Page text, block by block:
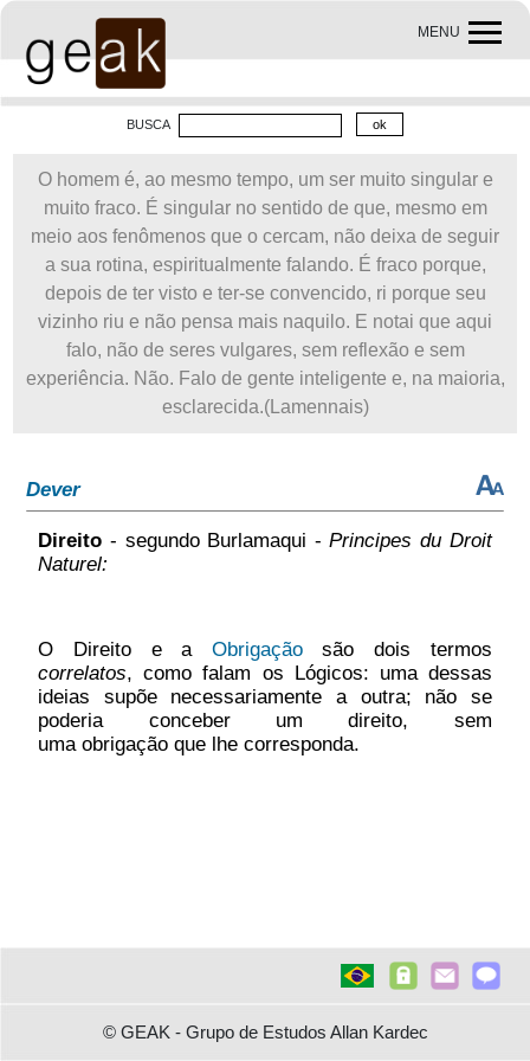
MENU
BUSCA
O homem é, ao mesmo tempo, um ser muito singular e
muito fraco. É singular no sentido de que, mesmo em
meio aos fenômenos que o cercam, não deixa de seguir
a sua rotina, espiritualmente falando. É fraco porque,
depois de ter visto e ter-se convencido, ri porque seu
vizinho riu e não pensa mais naquilo. E notai que aqui
falo, não de seres vulgares, sem reflexão e sem
experiência. Não. Falo de gente inteligente e, na maioria,
esclarecida.(Lamennais)
Dever
Direito- segundo Burlamaqui -Principes du Droit
Naturel:
O Direito e a Obrigaçãosão dois termos
correlatos, como falam os Lógicos: uma dessas
ideias supõe necessariamente a outra; não se
poderia conceber um direito, sem
uma obrigação que lhe corresponda.
© GEAK - Grupo de Estudos Allan Kardec